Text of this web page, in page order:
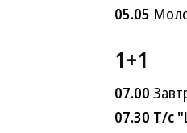
05.05
1+1
07.00
07.30 Т/с